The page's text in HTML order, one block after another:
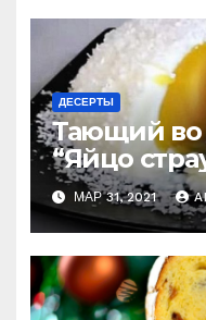
ДЕСЕРТЫ
Тающий во
“Яйцо
МАР 31, 2021